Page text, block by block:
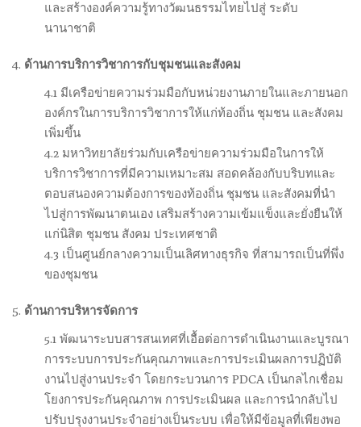
และสร้างองค์ความรู้ทางวัฒนธรรมไทยไปสู่ ระดับ
นานาชาติ
ด้านการบริการวิชาการกับชุมชนและสังคม
4.1 มีเครือข่ายความร่วมมือกับหน่วยงานภายในและภายนอก
องค์กรในการบริการวิชาการให้แก่ท้องถิ่น ชุมชน และสังคม
เพิ่มขึ้น
4.2 มหาวิทยาลัยร่วมกับเครือข่ายความร่วมมือในการให้
บริการวิชาการที่มีความเหมาะสม สอดคล้องกับบริบทและ
ตอบสนองความต้องการของท้องถิ่น ชุมชน และสังคมที่นำ
ไปสู่การพัฒนาตนเอง เสริมสร้างความเข้มแข็งและยั่งยืนให้
แก่นิสิต ชุมชน สังคม ประเทศชาติ
4.3 เป็นศูนย์กลางความเป็นเลิศทางธุรกิจ ที่สามารถเป็นที่พึ่ง
ของชุมชน
ด้านการบริหารจัดการ
5.1 พัฒนาระบบสารสนเทศที่เอื้อต่อการดำเนินงานและบูรณา
การระบบการประกันคุณภาพและการประเมินผลการปฏิบัติ
งานไปสู่งานประจำ โดยกระบวนการ PDCA เป็นกลไกเชื่อม
โยงการประกันคุณภาพ การประเมินผล และการนำกลับไป
ปรับปรุงงานประจำอย่างเป็นระบบ เพื่อให้มีข้อมูลที่เพียงพอ